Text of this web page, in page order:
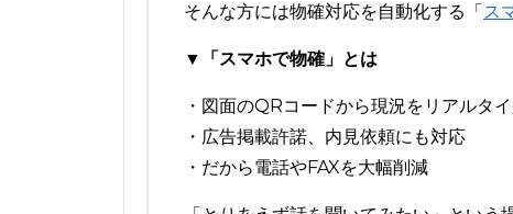
そんな方には物確対応を自動化する「 ス
▼「スマホで物確」とは
・図面のQRコードから現況をリアルタ
・広告掲載許諾、内見依頼にも対応
・だから電話やFAXを大幅削減